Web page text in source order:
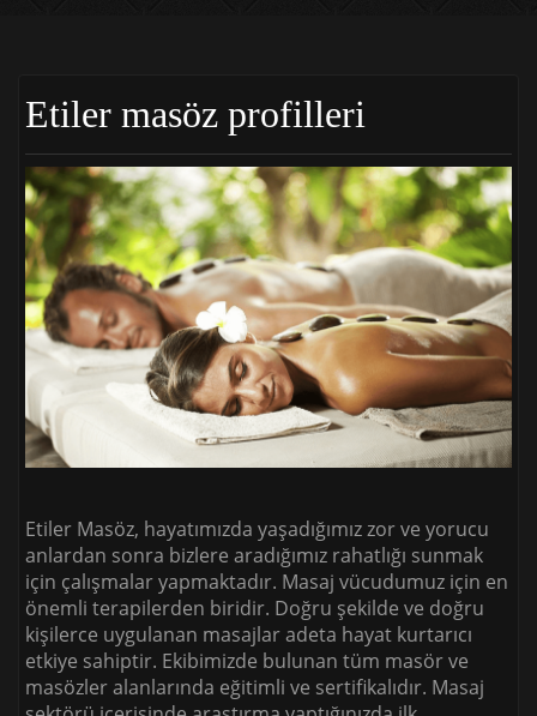
Etiler masöz profilleri
Etiler Masöz, hayatımızda yaşadığımız zor ve yorucu
anlardan sonra bizlere aradığımız rahatlığı sunmak
için çalışmalar yapmaktadır. Masaj vücudumuz için en
önemli terapilerden biridir. Doğru şekilde ve doğru
kişilerce uygulanan masajlar adeta hayat kurtarıcı
etkiye sahiptir. Ekibimizde bulunan tüm masör ve
masözler alanlarında eğitimli ve sertifikalıdır. Masaj